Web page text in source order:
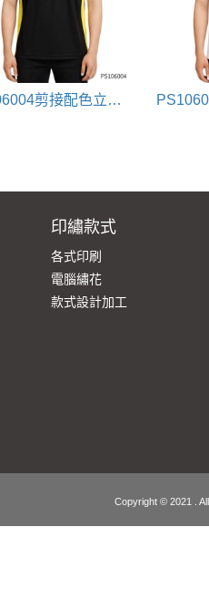
PS106004剪接配色立領斜袖polo衫(拉鍊門襟)
印繡款式
各式印刷
電腦繡花
款式設計加工
Copyright © 2021 .